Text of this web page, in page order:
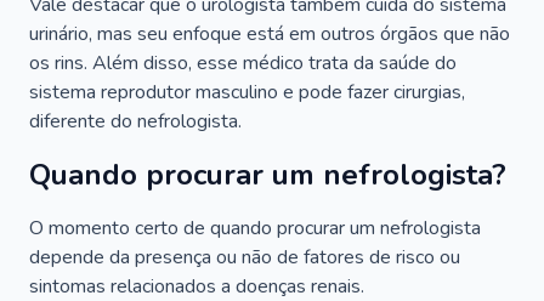
urinário, mas seu enfoque está em outros órgãos que não
os rins. Além disso, esse médico trata da saúde do
sistema reprodutor masculino e pode fazer cirurgias,
diferente do nefrologista.
Quando procurar um nefrologista?
O momento certo de quando procurar um nefrologista
depende da presença ou não de fatores de risco ou
sintomas relacionados a doenças renais.